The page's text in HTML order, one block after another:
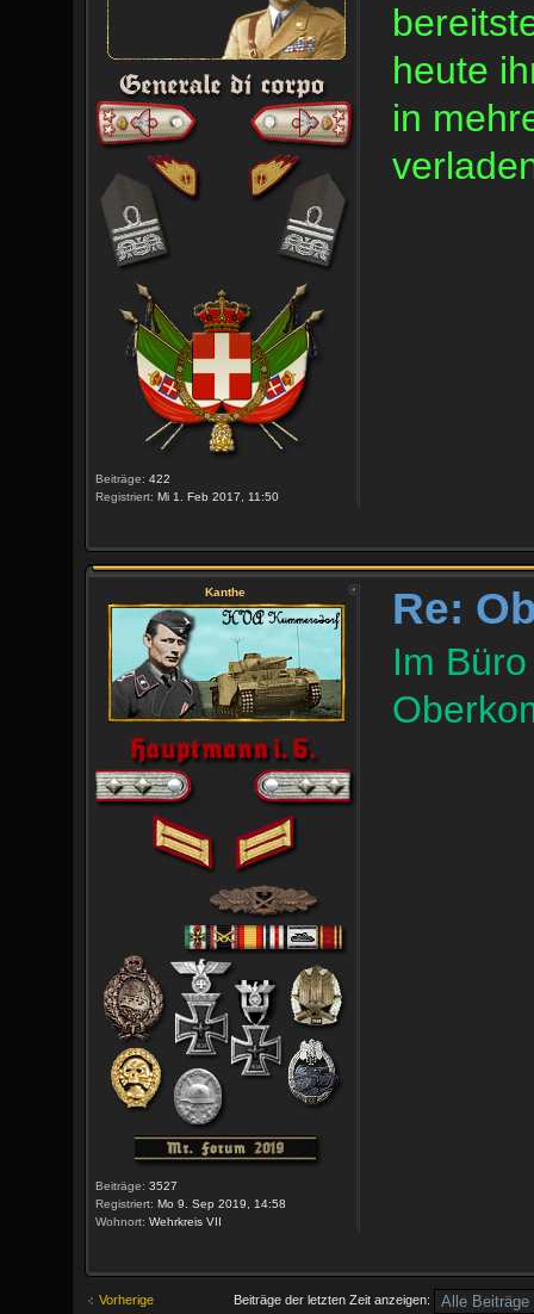
Beiträge: 422
Registriert: Mi 1. Feb 2017, 11:50
heute
in
Kanthe
Beiträge: 3527
Registriert: Mo 9. Sep 2019, 14:58
Wohnort: Wehrkreis VII
Re:
Im
Vorherige Beiträge der letzten Zeit anzeigen: